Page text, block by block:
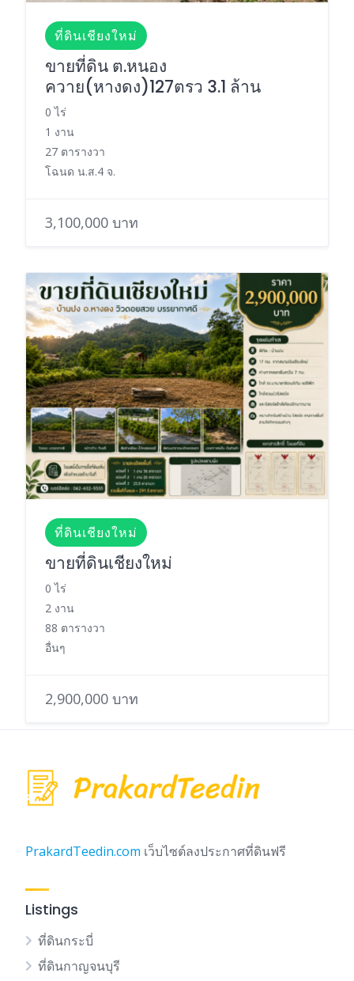
ที่ดินเชียงใหม่
ขายที่ดิน ต.หนอง
ควาย(หางดง)127ตรว 3.1 ล้าน
0 ไร่
1 งาน
27 ตารางวา
โฉนด น.ส.4 จ.
3,100,000 บาท
ที่ดินเชียงใหม่
ขายที่ดินเชียงใหม่
0 ไร่
2 งาน
88 ตารางวา
อื่นๆ
2,900,000 บาท
PrakardTeedin.com เว็บไซต์ลงประกาศที่ดินฟรี
Listings
ที่ดินกระบี่
ที่ดินกาญจนบุรี